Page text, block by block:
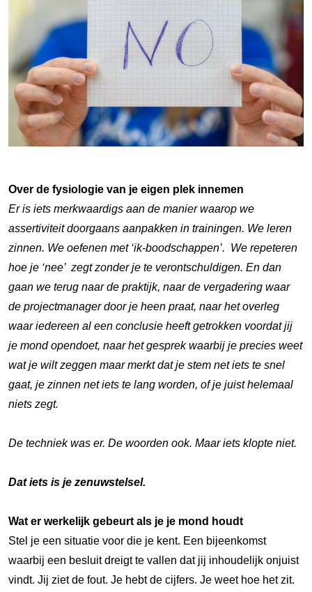
Over de fysiologie van je eigen plek innemen
Er is iets merkwaardigs aan de manier waarop we
assertiviteit doorgaans aanpakken in trainingen. We leren
zinnen. We oefenen met ‘ik-boodschappen’. We repeteren
hoe je ‘nee’ zegt zonder je te verontschuldigen. En dan
gaan we terug naar de praktijk, naar de vergadering waar
de projectmanager door je heen praat, naar het overleg
waar iedereen al een conclusie heeft getrokken voordat jij
je mond opendoet, naar het gesprek waarbij je precies weet
wat je wilt zeggen maar merkt dat je stem net iets te snel
gaat, je zinnen net iets te lang worden, of je juist helemaal
niets zegt.
De techniek was er. De woorden ook. Maar iets klopte niet.
Dat iets is je zenuwstelsel.
Wat er werkelijk gebeurt als je je mond houdt
Stel je een situatie voor die je kent. Een bijeenkomst
waarbij een besluit dreigt te vallen dat jij inhoudelijk onjuist
vindt. Jij ziet de fout. Je hebt de cijfers. Je weet hoe het zit.